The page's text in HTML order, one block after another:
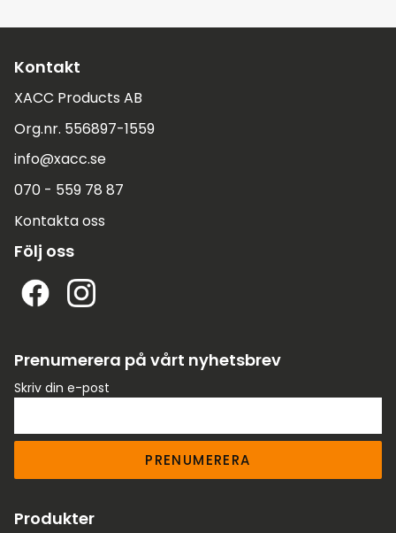
Kontakt
XACC Products AB
Org.nr. 556897-1559
info@xacc.se
070 - 559 78 87
Kontakta oss
Följ oss
Prenumerera på vårt nyhetsbrev
Skriv din e-post
PRENUMERERA
Produkter